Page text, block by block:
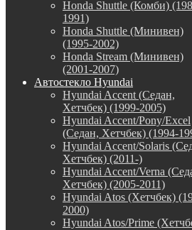
Honda Shuttle (Комби)
1991)
Honda Shuttle (Минивен)
(1995-2002)
Honda Stream (Минивен)
(2001-2007)
Автостекло Hyundai
Hyundai Accent (Седан,
Хетчбек) (1999-2005)
Hyundai Accent/Pony/Excel
(Седан, Хетчбек) (1994-
Hyundai Accent/Solaris
Хетчбек) (2011-)
Hyundai Accent/Verna
Хетчбек) (2005-2011)
Hyundai Atos (Хетчбек)
2000)
Hyundai Atos/Prime